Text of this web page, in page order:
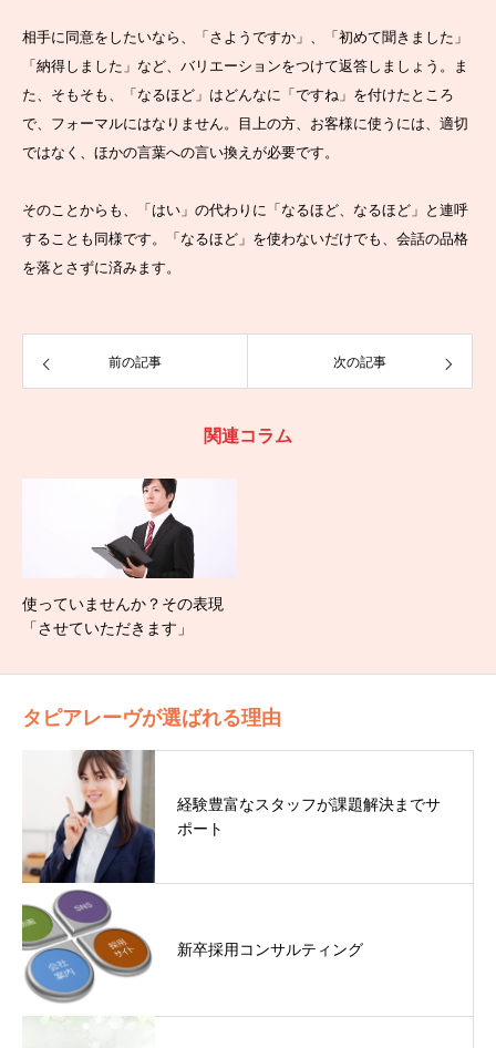
相手に同意をしたいなら、「さようですか」、「初めて聞きました」
「納得しました」など、バリエーションをつけて返答しましょう。ま
た、そもそも、「なるほど」はどんなに「ですね」を付けたところ
で、フォーマルにはなりません。目上の方、お客様に使うには、適切
ではなく、ほかの言葉への言い換えが必要です。
そのことからも、「はい」の代わりに「なるほど、なるほど」と連呼
することも同様です。「なるほど」を使わないだけでも、会話の品格
を落とさずに済みます。
前の記事 次の記事
関連コラム
使っていませんか？その表現
「させていただきます」
タピアレーヴが選ばれる理由
経験豊富なスタッフが課題解決までサ
ポート
新卒採用コンサルティング